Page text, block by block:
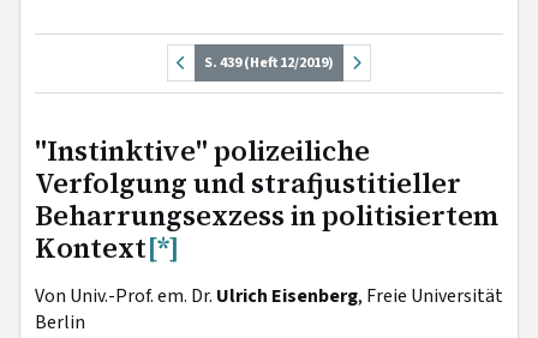
S. 439 (Heft 12/2019)
"Instinktive" polizeiliche
Verfolgung und strafjustitieller
Beharrungsexzess in politisiertem
Kontext[*]
Von Univ.-Prof. em. Dr. Ulrich Eisenberg, Freie Universität
Berlin